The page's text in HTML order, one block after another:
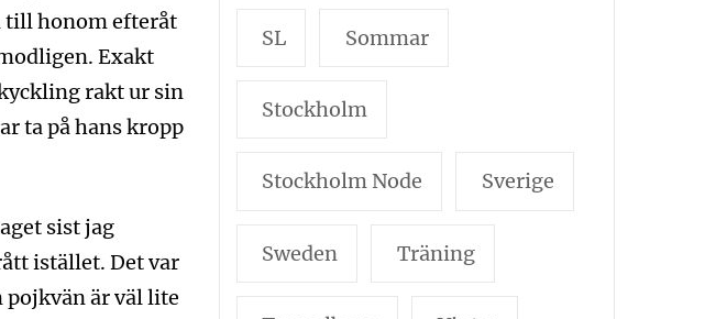
till honom efteråt
Exakt
rakt ur sin
ta på hans kropp
sist jag
istället. Det var
pojkvän är väl lite
SL Sommar
Stockholm
Stockholm Node Sverige
Sweden Träning